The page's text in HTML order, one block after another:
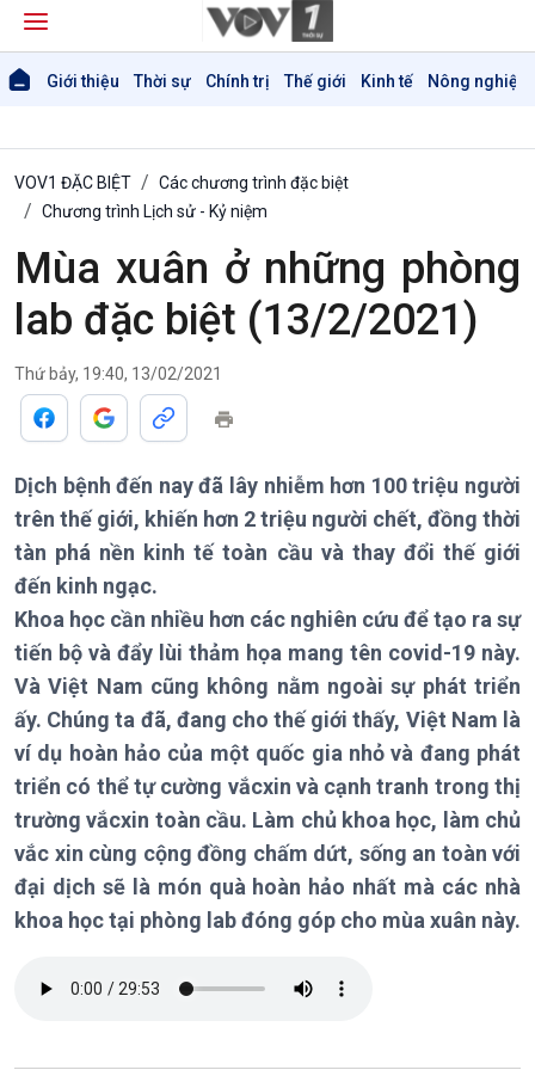
Giới thiệu Thời sự Chính trị Thế giới Kinh tế Nông nghiệp
Giới thiệu
Thời sự
Thời sự 6h
Chuyên mục
Theo dòng Thời sự
Chính trị
Tin Chính trị
Chính phủ với người dân
Quốc hội với cử tri
Xây dựng đảng
Đảng trong cuộc sống
Nhận diện sự thật
Pháp luật và đời sống
Tin thế giới
Vấn đề quốc tế
Hồ sơ sự kiện quốc tế
Thế giới & Việt Nam
Biên cương - Một dải vững
bền
Kinh tế
Tin Kinh tế
Dòng chảy Kinh tế
Nông nghiệp & Biển đảo
Tin Nông nghiệp & Biển
Mùa vàng
VOV1 ĐẶC BIỆT
Các chương trình đặc biệt
Chương trình Lịch sử - Kỷ niệm
Mùa xuân ở những phòng
lab đặc biệt (13/2/2021)
Thứ bảy, 19:40, 13/02/2021
Dịch bệnh đến nay đã lây nhiễm hơn 100 triệu người
trên thế giới, khiến hơn 2 triệu người chết, đồng thời
tàn phá nền kinh tế toàn cầu và thay đổi thế giới
đến kinh ngạc.
Khoa học cần nhiều hơn các nghiên cứu để tạo ra sự
tiến bộ và đẩy lùi thảm họa mang tên covid-19 này.
Và Việt Nam cũng không nằm ngoài sự phát triển
ấy. Chúng ta đã, đang cho thế giới thấy, Việt Nam là
ví dụ hoàn hảo của một quốc gia nhỏ và đang phát
triển có thể tự cường vắcxin và cạnh tranh trong thị
trường vắcxin toàn cầu. Làm chủ khoa học, làm chủ
vắc xin cùng cộng đồng chấm dứt, sống an toàn với
đại dịch sẽ là món quà hoàn hảo nhất mà các nhà
khoa học tại phòng lab đóng góp cho mùa xuân này.